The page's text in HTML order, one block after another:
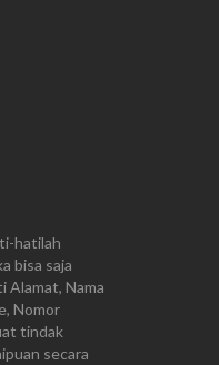
hatilah
bisa saja
Nama
Nomor
tindak
secara